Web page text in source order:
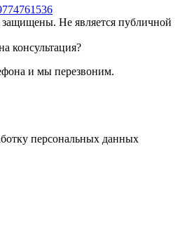
Не является публичной
консультация?
и мы перезвоним.
персональных данных